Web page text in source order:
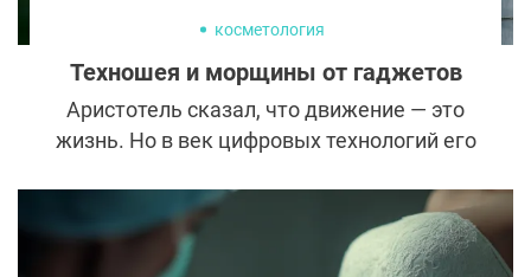
косметология
Техношея и морщины от гаджетов
Аристотель сказал, что движение — это
жизнь. Но в век цифровых технологий его
Правда, проблемы со здоровьем
появляются отнюдь не виртуальные.
Листая ленту социальных сетей, человек